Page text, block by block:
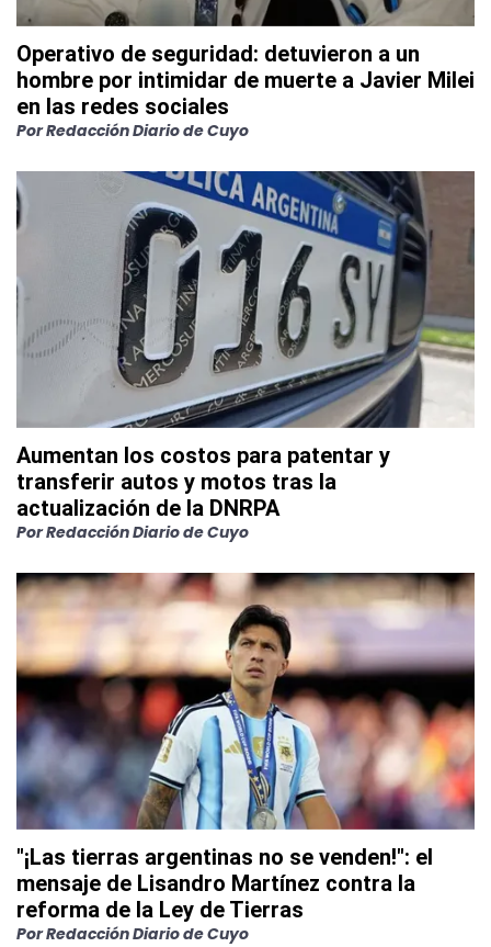
Operativo de seguridad: detuvieron a un
hombre por intimidar de muerte a Javier Milei
en las redes sociales
PorRedacción Diario de Cuyo
Aumentan los costos para patentar y
transferir autos y motos tras la
actualización de la DNRPA
PorRedacción Diario de Cuyo
"¡Las tierras argentinas no se venden!": el
mensaje de Lisandro Martínez contra la
reforma de la Ley de Tierras
PorRedacción Diario de Cuyo